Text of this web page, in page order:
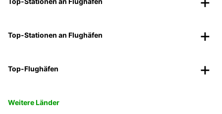
Top-Stationen an Flughäfen
Top-Flughäfen
Weitere Länder